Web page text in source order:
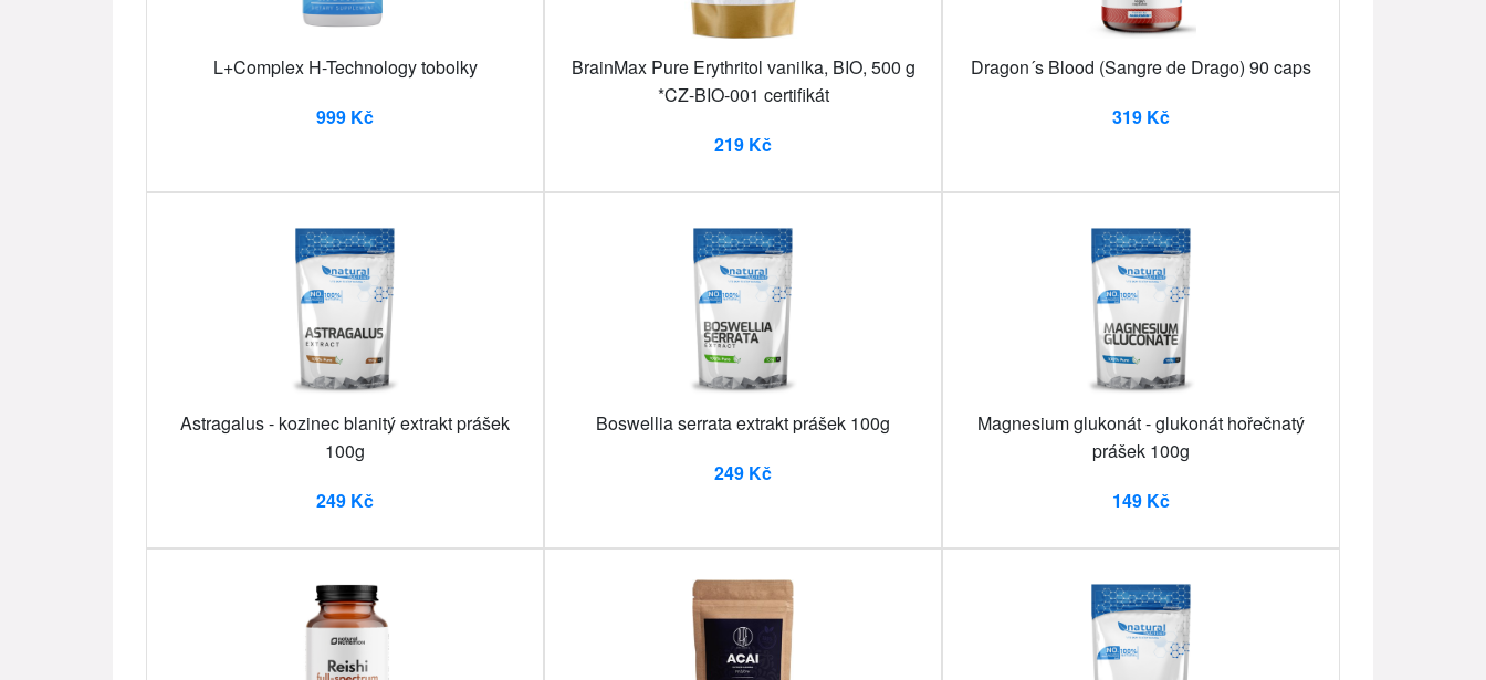
L+Complex H-Technology tobolky
999 Kč
BrainMax Pure Erythritol vanilka, BIO, 500 g
*CZ-BIO-001 certifikát
219 Kč
Dragon´s Blood (Sangre de Drago) 90 caps
319 Kč
Astragalus - kozinec blanitý extrakt prášek
100g
249 Kč
Boswellia serrata extrakt prášek 100g
249 Kč
Magnesium glukonát - glukonát hořečnatý
prášek 100g
149 Kč